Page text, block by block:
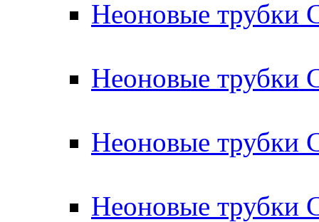
Неоновые трубки
Неоновые трубки
Неоновые трубки
Неоновые трубки